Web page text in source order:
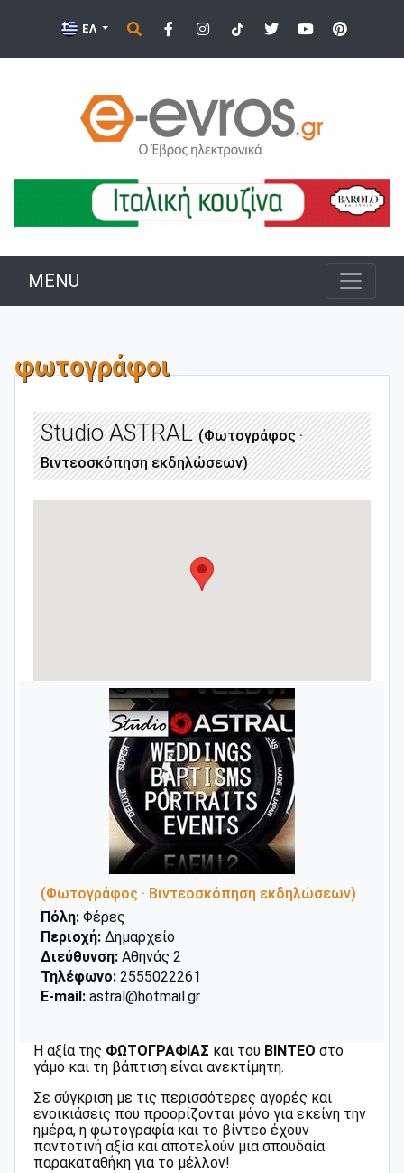
ΕΛ
MENU
φωτογράφοι
Studio ASTRAL(Φωτογράφος ·
Βιντεοσκόπηση εκδηλώσεων)
(Φωτογράφος · Βιντεοσκόπηση εκδηλώσεων)
Πόλη: Φέρες
Περιοχή: Δημαρχείο
Διεύθυνση: Αθηνάς 2
Τηλέφωνο: 2555022261
E-mail: astral@hotmail.gr
Η αξία της ΦΩΤΟΓΡΑΦΙΑΣ και του ΒΙΝΤΕΟ στο
γάμο και τη βάπτιση είναι ανεκτίμητη.
Σε σύγκριση με τις περισσότερες αγορές και
ενοικιάσεις που προορίζονται μόνο για εκείνη την
ημέρα, η φωτογραφία και το βίντεο έχουν
παντοτινή αξία και αποτελούν μια σπουδαία
παρακαταθήκη για το μέλλον!